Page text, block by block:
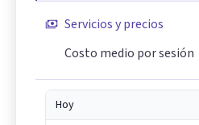
Servicios y precios
Costo medio por sesión
Hoy